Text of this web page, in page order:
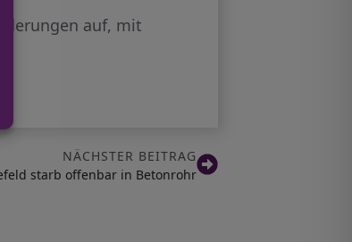
auf, mit
NÄCHSTER BEITRAG
starb offenbar in Betonrohr